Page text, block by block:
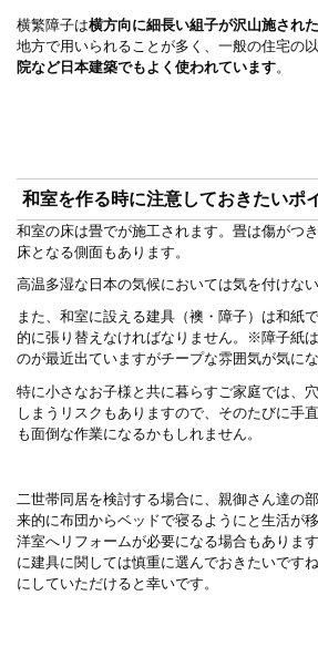
横繁障子は横方向に細長い組子が沢山施され
地方で用いられることが多く、一般の住宅の以
院など日本建築でもよく使われています。
和室を作る時に注意しておきたいポ
和室の床は畳でが施工されます。畳は傷がつ
床となる側面もあります。
高温多湿な日本の気候においては気を付
また、和室に設える建具（襖・障子）は和紙
的に張り替えなければなりません。※障子紙
のが最近出ていますがチープな雰囲気が気にな
特に小さなお子様と共に暮らすご家庭では、
しまうリスクもありますので、そのたびに手
も面倒な作業になるかもしれません。
二世帯同居を検討する場合に、親御さん達の
来的に布団からベッドで寝るようにと生活が
洋室へリフォームが必要になる場合もありま
に建具に関しては慎重に選んでおきたいです
にしていただけると幸いです。